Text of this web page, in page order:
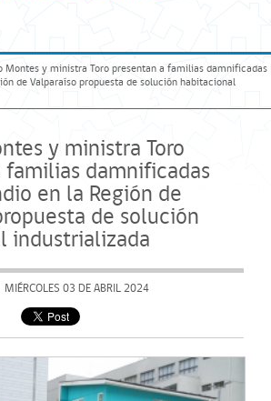
Montes y ministra Toro presentan a familias damnificadas
de Valparaíso propuesta de solución habitacional
y ministra Toro
familias damnificadas
en la Región de
de solución
industrializada
MIÉRCOLES 03 DE ABRIL 2024